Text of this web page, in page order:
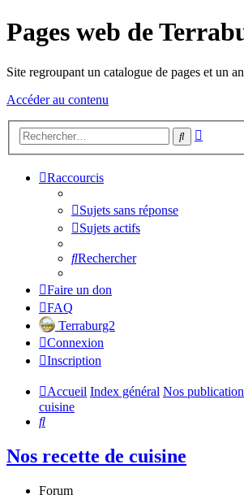
Pages web de
Site regroupant un catalogue de pages et un
Accéder au contenu
Rechercher
Raccourcis
Sujets sans réponse
Sujets actifs
Rechercher
Faire un don
FAQ
Terraburg2
Connexion
Inscription
Accueil Index général Nos
cuisine
Rechercher
Nos recette de cuisine
Forum